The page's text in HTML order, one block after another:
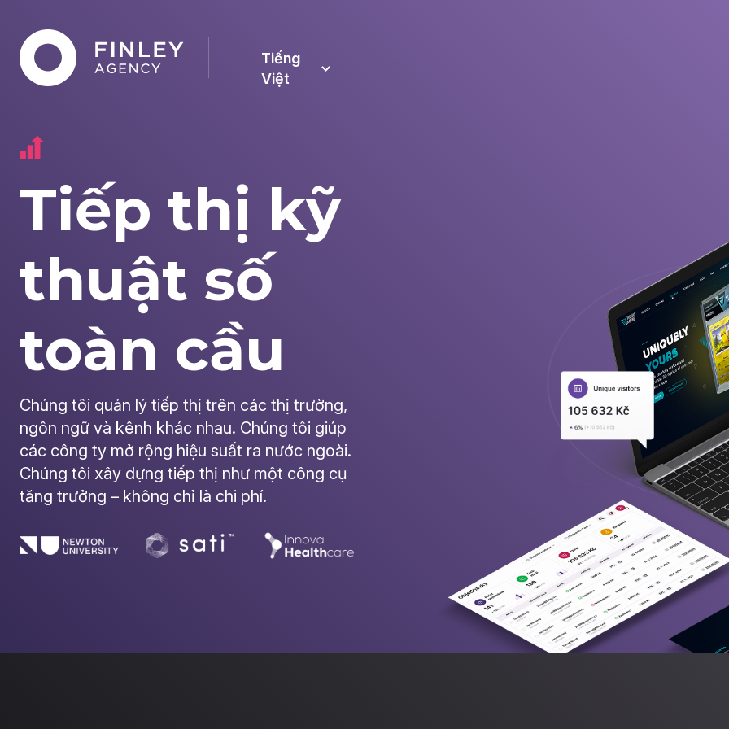
Tiếng
Việt
Tiếp thị kỹ
thuật số
toàn cầu
Chúng tôi quản lý tiếp thị trên các thị trường,
ngôn ngữ và kênh khác nhau. Chúng tôi giúp
các công ty mở rộng hiệu suất ra nước ngoài.
Chúng tôi xây dựng tiếp thị như một công cụ
tăng trưởng – không chỉ là chi phí.